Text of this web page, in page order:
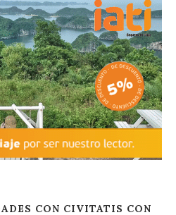
CON CIVITATIS CON